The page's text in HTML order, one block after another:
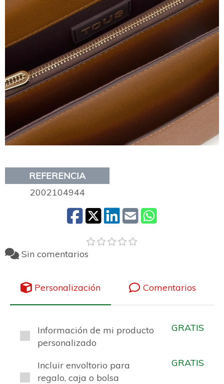
REFERENCIA
2002104944
Sin comentarios
Personalización Comentarios
Información de mi producto
personalizado
GRATIS
Incluir envoltorio para
regalo, caja o bolsa
GRATIS